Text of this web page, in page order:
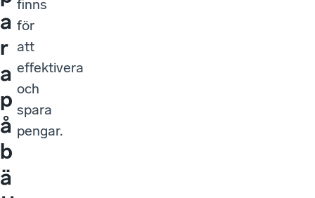
a
r
a
p
å
b
ä
finns
för
att
effektivera
och
spara
pengar.